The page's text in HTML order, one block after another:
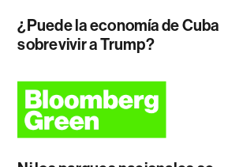
¿Puede la economía de Cuba
sobrevivir a Trump?